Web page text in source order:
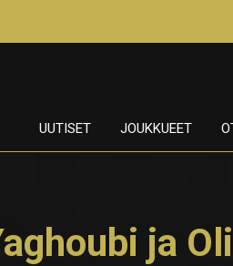
UUTISET JOUKKUEET
ja